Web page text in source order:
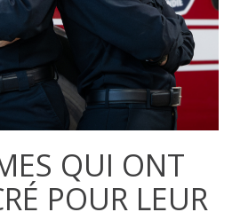
QUI ONT
POUR LEUR